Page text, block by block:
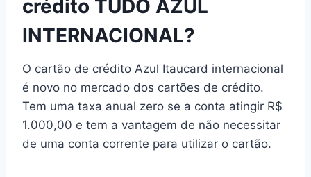
crédito TUDO AZUL
INTERNACIONAL?
O cartão de crédito Azul Itaucard internacional
é novo no mercado dos cartões de crédito.
Tem uma taxa anual zero se a conta atingir R$
1.000,00 e tem a vantagem de não necessitar
de uma conta corrente para utilizar o cartão.